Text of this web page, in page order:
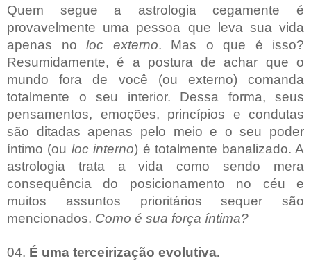
Quem segue a astrologia cegamente é
provavelmente uma pessoa que leva sua vida
apenas no loc externo. Mas o que é isso?
Resumidamente, é a postura de achar que o
mundo fora de você (ou externo) comanda
totalmente o seu interior. Dessa forma, seus
pensamentos, emoções, princípios e condutas
são ditadas apenas pelo meio e o seu poder
íntimo (ou loc interno) é totalmente banalizado. A
astrologia trata a vida como sendo mera
consequência do posicionamento no céu e
muitos assuntos prioritários sequer são
mencionados. Como é sua força íntima?
04. É uma terceirização evolutiva.